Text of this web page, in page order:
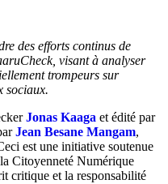
des efforts continus de
visant à analyser
trompeurs sur
sociaux.
Jonas Kaaga et édité par
Jean Besane Mangam,
est une initiative soutenue
Citoyenneté Numérique
critique et la responsabilité